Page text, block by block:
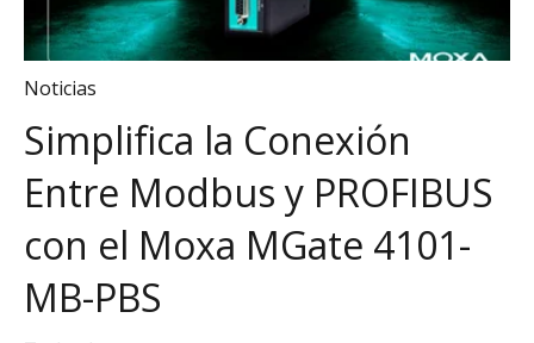
Noticias
Simplifica la Conexión
Entre Modbus y PROFIBUS
con el Moxa MGate 4101-
MB-PBS